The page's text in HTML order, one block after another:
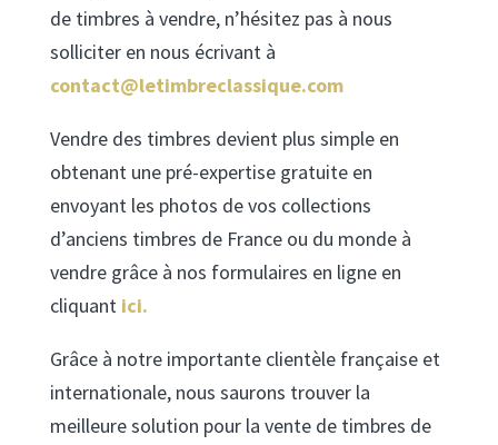
de timbres à vendre, n’hésitez pas à nous
solliciter en nous écrivant à
contact@letimbreclassique.com
Vendre des timbres devient plus simple en
obtenant une pré-expertise gratuite en
envoyant les photos de vos collections
d’anciens timbres de France ou du monde à
vendre grâce à nos formulaires en ligne en
cliquant ici.
Grâce à notre importante clientèle française et
internationale, nous saurons trouver la
meilleure solution pour la vente de timbres de